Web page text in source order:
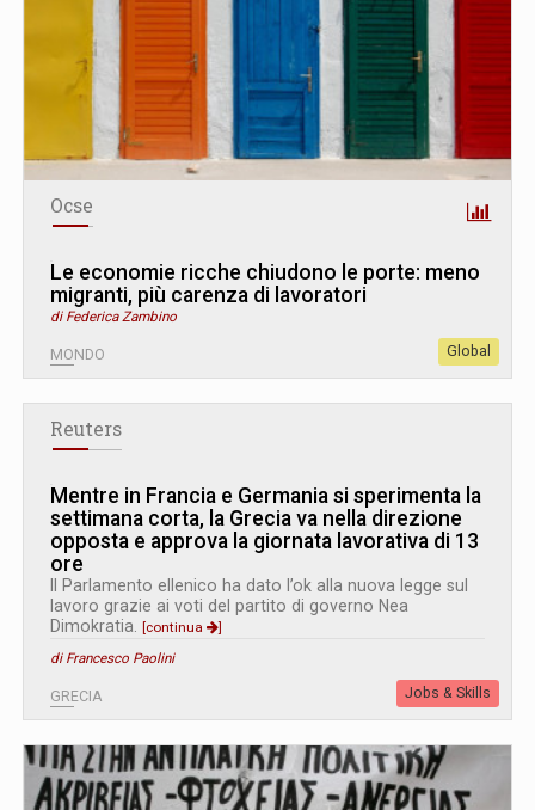
Ocse
Le economie ricche chiudono le porte: meno
migranti, più carenza di lavoratori
di Federica Zambino
MONDO Global
Reuters
Mentre in Francia e Germania si sperimenta la
settimana corta, la Grecia va nella direzione
opposta e approva la giornata lavorativa di 13
ore
Il Parlamento ellenico ha dato l’ok alla nuova legge sul
lavoro grazie ai voti del partito di governo Nea
Dimokratia. [continua
]
di Francesco Paolini
GRECIA Jobs & Skills